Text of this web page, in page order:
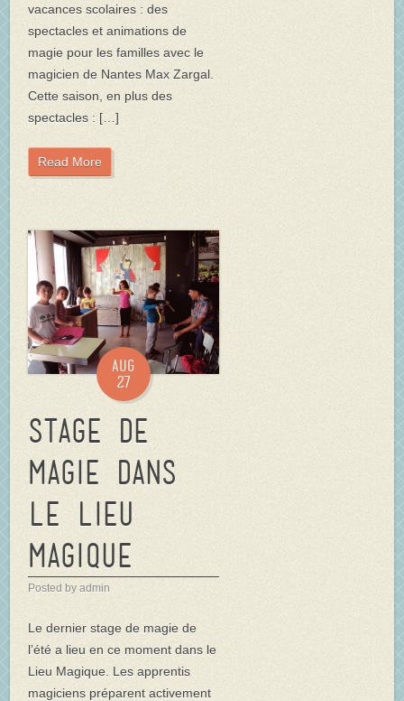
vacances scolaires : des
spectacles et animations de
magie pour les familles avec le
magicien de Nantes Max Zargal.
Cette saison, en plus des
spectacles : […]
Read More
Aug
27
Stage de
Magie dans
Le Lieu
Magique
Posted by admin
Le dernier stage de magie de
l’été a lieu en ce moment dans le
Lieu Magique. Les apprentis
magiciens préparent activement